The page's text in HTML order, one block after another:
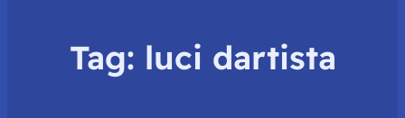
Tag: luci dartista